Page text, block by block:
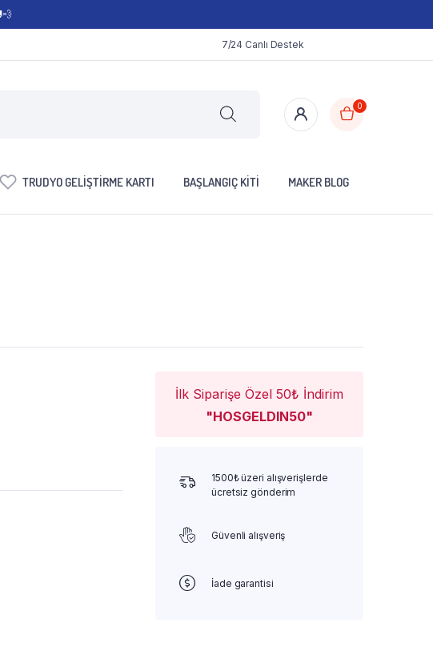
7/24 Canlı Destek
0
TRUDYO GELIŞTIRME KARTI BAŞLANGIÇ KITI MAKER BLOG
İlk Siparişe Özel 50₺ İndirim
"HOSGELDIN50"
1500₺ üzeri alışverişlerde
ücretsiz gönderim
Güvenli alışveriş
İade garantisi